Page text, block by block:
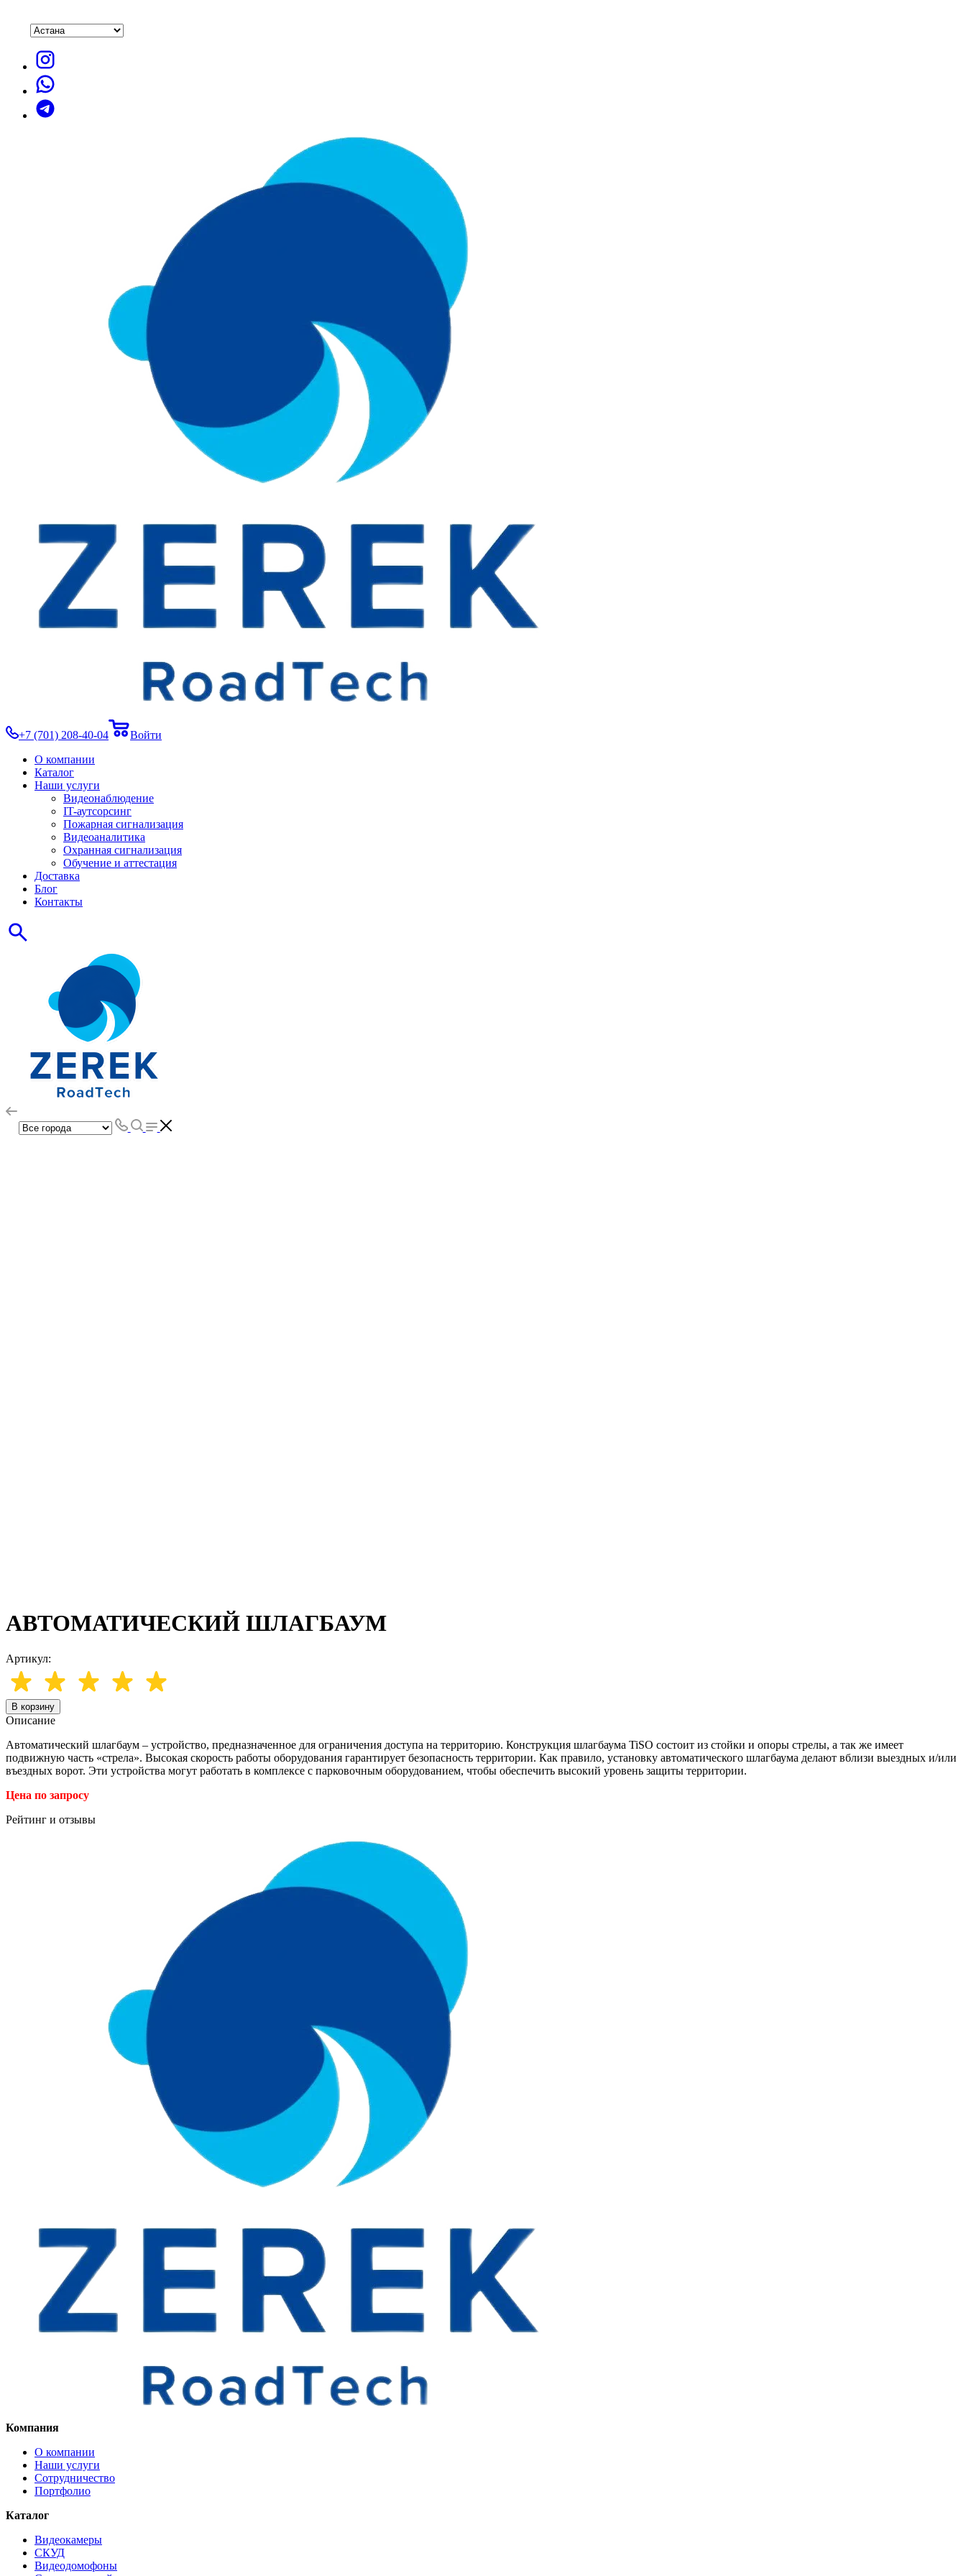
+7 (701) 208-40-04
Войти
О компании
Каталог
Наши услуги
Видеонаблюдение
IT-аутсорсинг
Пожарная сигнализация
Видеоаналитика
Охранная сигнализация
Обучение и аттестация
Доставка
Блог
Контакты
АВТОМАТИЧЕСКИЙ ШЛАГБАУМ
Артикул:
В корзину
Описание
Автоматический шлагбаум – устройство, предназначенное для ограничения доступа на территорию. Конструкция шлагбаума TiSO состоит из стойки и опоры стрелы, а так же имеет
подвижную часть «стрела». Высокая скорость работы оборудования гарантирует безопасность территории. Как правило, установку автоматического шлагбаума делают вблизи выездных и/или
въездных ворот. Эти устройства могут работать в комплексе с парковочным оборудованием, чтобы обеспечить высокий уровень защиты территории.
Цена по запросу
Рейтинг и отзывы
Компания
О компании
Наши услуги
Сотрудничество
Портфолио
Каталог
Видеокамеры
СКУД
Видеодомофоны